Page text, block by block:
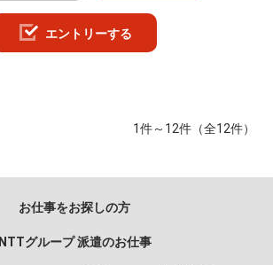
エントリーする
1件～12件（全12件）
お仕事をお探しの方
NTTグループ 派遣のお仕事